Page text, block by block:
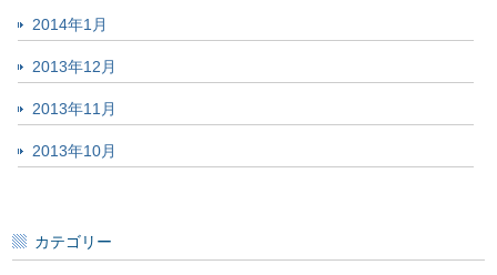
2014年1月
2013年12月
2013年11月
2013年10月
カテゴリー